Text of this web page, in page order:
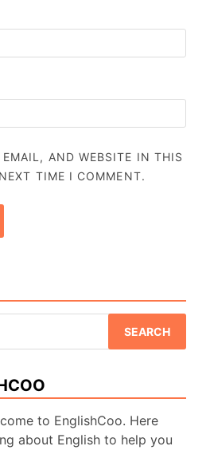
EMAIL, AND WEBSITE IN THIS
TIME I COMMENT.
to EnglishCoo. Here
about English to help you